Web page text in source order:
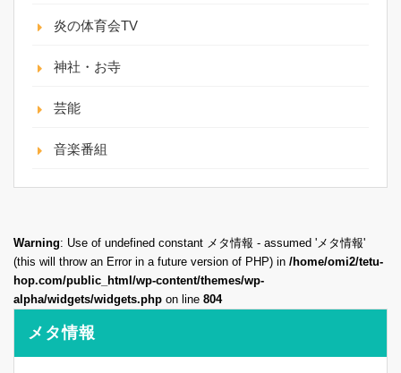
炎の体育会TV
神社・お寺
芸能
音楽番組
Warning: Use of undefined constant メタ情報 - assumed 'メタ情報'
(this will throw an Error in a future version of PHP) in /home/omi2/tetu-
hop.com/public_html/wp-content/themes/wp-
alpha/widgets/widgets.php on line 804
メタ情報